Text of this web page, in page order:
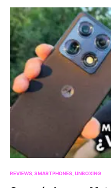
REVIEWS SMARTPHONES UNBOXING